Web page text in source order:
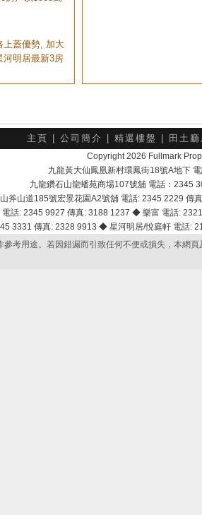
上蓋優勢, 加大
河明居最新3房
主頁 公司簡介 精選樓盤 田土
Copyright 2026 Fullmark
九龍黃大仙鳳凰新村環鳳街18號A地下
九龍鑽石山龍蟠苑商場107號舖 電話：2345
斧山道185號宏景花園A2號舖 電話: 2345 2229
電話: 2345 9927 傳真: 3188 1237 ◆ 樂富 電話:
3331 傳真: 2328 9913 ◆ 星河明居/悅庭軒 電話
參考用途。若因錯漏而引致任何不便或損失，本網